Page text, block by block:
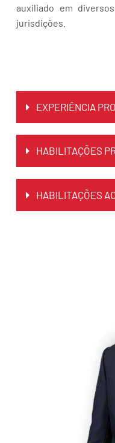
auxiliado em
jurisdições.
EXPERIÊNCIA
HABILITAÇÕES
HABILITAÇÕES